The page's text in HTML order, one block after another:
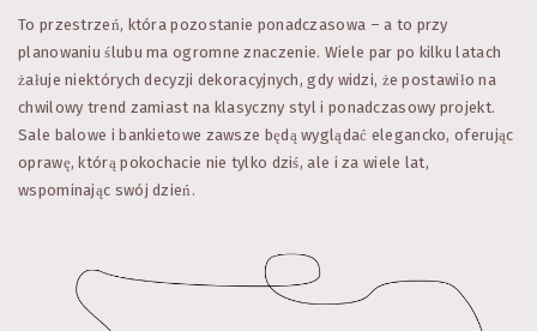
To przestrzeń, która pozostanie ponadczasowa – a to przy
planowaniu ślubu ma ogromne znaczenie. Wiele par po kilku latach
żałuje niektórych decyzji dekoracyjnych, gdy widzi, że postawiło na
chwilowy trend zamiast na klasyczny styl i ponadczasowy projekt.
Sale balowe i bankietowe zawsze będą wyglądać elegancko, oferując
oprawę, którą pokochacie nie tylko dziś, ale i za wiele lat,
wspominając swój dzień.